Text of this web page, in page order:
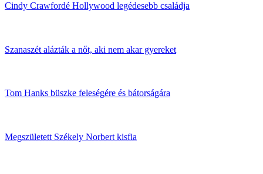
Cindy Crawfordé Hollywood legédesebb családja
Szanaszét alázták a nőt, aki nem akar gyereket
Tom Hanks büszke feleségére és bátorságára
Megszületett Székely Norbert kisfia